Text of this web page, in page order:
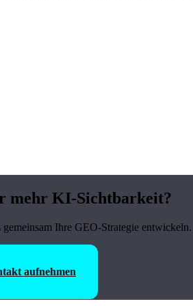
mehr KI-Sichtbarkeit?
gemeinsam Ihre GEO-Strategie
aufnehmen